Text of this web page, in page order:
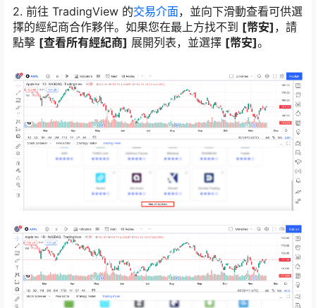
2. 前往 TradingView 的交易介面，並向下滑動查看可供選
擇的經紀商合作夥伴。如果您在最上方找不到 [幣安] ，請
點擊 [查看所有經紀商] 展開列表，並選擇 [幣安]。